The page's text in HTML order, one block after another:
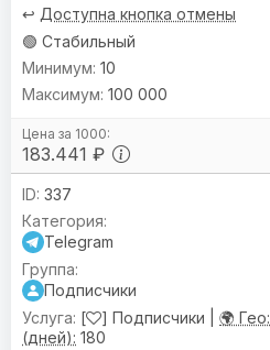
↩️ Доступна кнопка отмены
🟢 Стабильный
183.441 ₽
10
100 000
337
Telegram
Подписчики
[
] Подписчики | 🌍 Гео:
(дней): 180